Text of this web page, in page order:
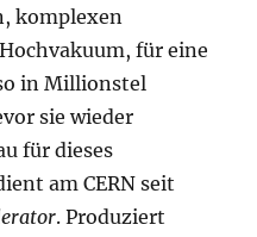
komplexen
für eine
in Millionstel
sie wieder
für dieses
am CERN seit
. Produziert